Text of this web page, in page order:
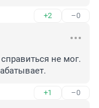
+2 –0
не мог.
+1 –0